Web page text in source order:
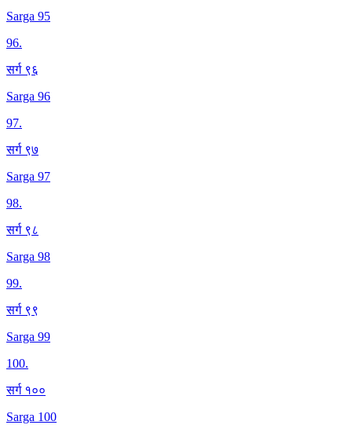
Sarga 95
96.
सर्ग ९६
Sarga 96
97.
सर्ग ९७
Sarga 97
98.
सर्ग ९८
Sarga 98
99.
सर्ग ९९
Sarga 99
100.
सर्ग १००
Sarga 100